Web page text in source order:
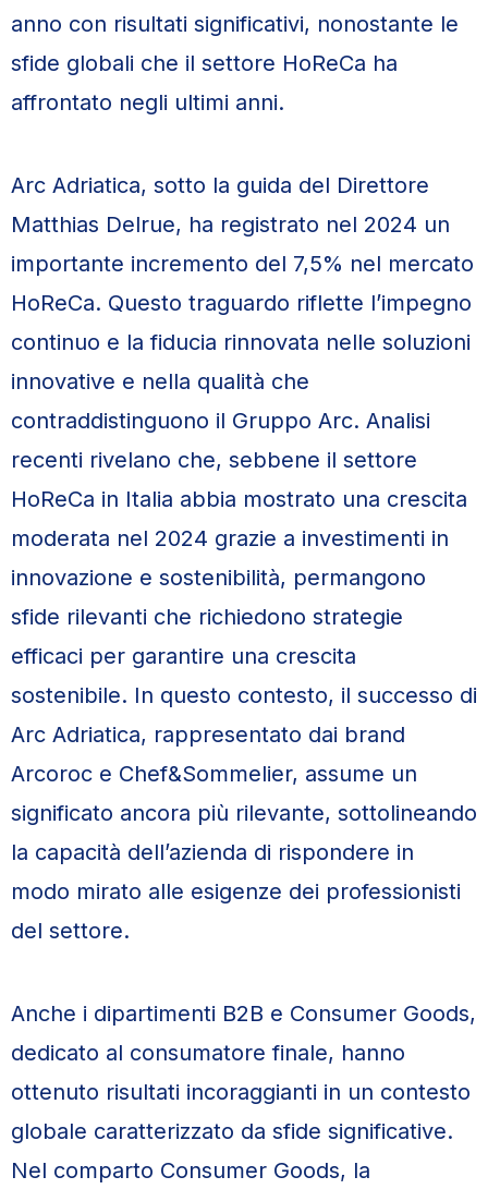
anno con risultati significativi, nonostante le
sfide globali che il settore HoReCa ha
affrontato negli ultimi anni.
Arc Adriatica, sotto la guida del Direttore
Matthias Delrue, ha registrato nel 2024 un
importante incremento del 7,5% nel mercato
HoReCa. Questo traguardo riflette l’impegno
continuo e la fiducia rinnovata nelle soluzioni
innovative e nella qualità che
contraddistinguono il Gruppo Arc. Analisi
recenti rivelano che, sebbene il settore
HoReCa in Italia abbia mostrato una crescita
moderata nel 2024 grazie a investimenti in
innovazione e sostenibilità, permangono
sfide rilevanti che richiedono strategie
efficaci per garantire una crescita
sostenibile. In questo contesto, il successo di
Arc Adriatica, rappresentato dai brand
Arcoroc e Chef&Sommelier, assume un
significato ancora più rilevante, sottolineando
la capacità dell’azienda di rispondere in
modo mirato alle esigenze dei professionisti
del settore.
Anche i dipartimenti B2B e Consumer Goods,
dedicato al consumatore finale, hanno
ottenuto risultati incoraggianti in un contesto
globale caratterizzato da sfide significative.
Nel comparto Consumer Goods, la